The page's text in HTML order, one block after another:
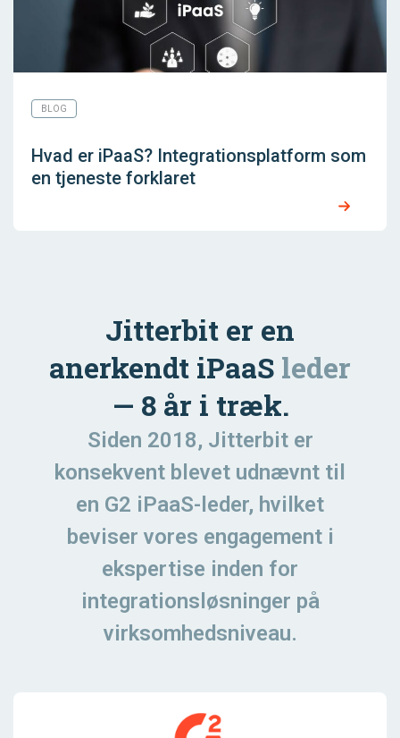
BLOG
Hvad er iPaaS? Integrationsplatform som
en tjeneste forklaret
Jitterbit er en
anerkendt iPaaS leder
— 8 år i træk.
Siden 2018, Jitterbit er
konsekvent blevet udnævnt til
en G2 iPaaS-leder, hvilket
beviser vores engagement i
ekspertise inden for
integrationsløsninger på
virksomhedsniveau.